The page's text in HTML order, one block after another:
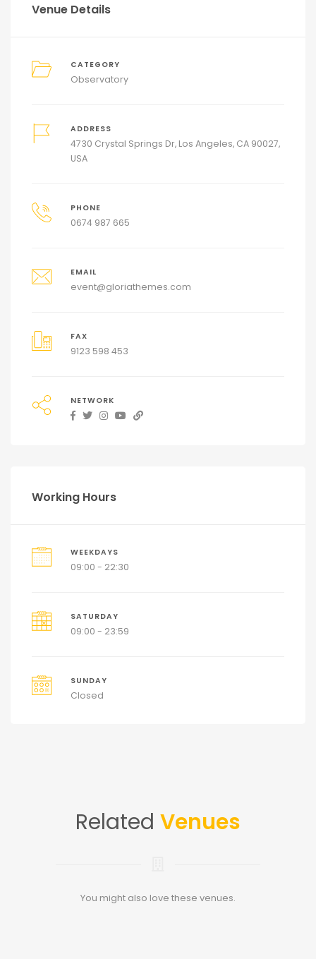
Venue Details
CATEGORY
Observatory
ADDRESS
4730 Crystal Springs Dr, Los Angeles, CA 90027,
USA
PHONE
0674 987 665
EMAIL
event@gloriathemes.com
FAX
9123 598 453
NETWORK
Working Hours
WEEKDAYS
09:00 - 22:30
SATURDAY
09:00 - 23:59
SUNDAY
Closed
Related Venues
You might also love these venues.